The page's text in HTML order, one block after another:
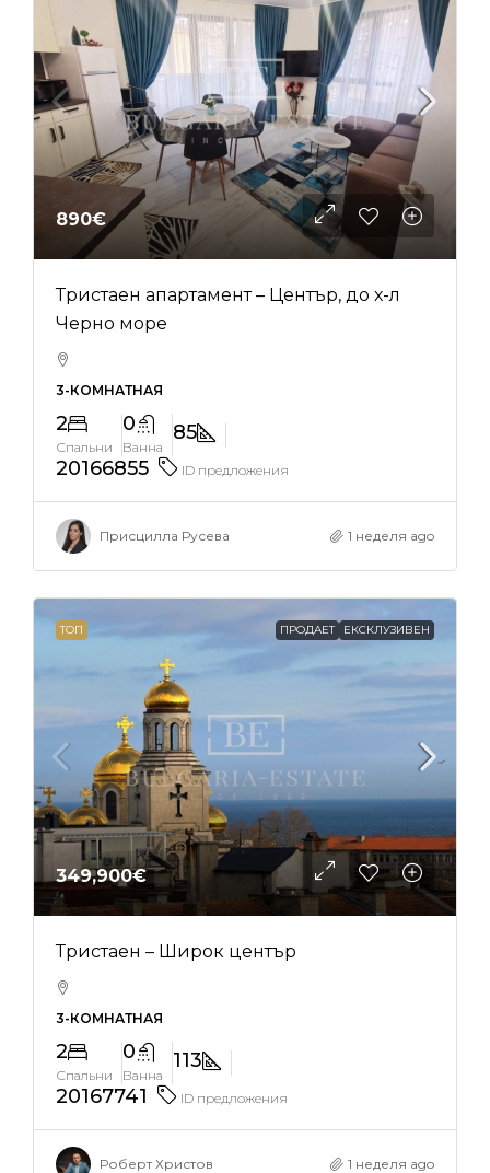
890€
Тристаен апартамент – Център, до х-л
Черно море
3-КОМНАТНАЯ
2
Спальни
0
Ванна
85
20166855
ID предложения
Присцилла Русева 1 неделя ago
ТОП ПРОДАЕТ ЕКСКЛУЗИВЕН
349,900€
Тристаен – Широк център
3-КОМНАТНАЯ
2
Спальни
0
Ванна
113
20167741
ID предложения
Роберт Христов 1 неделя ago